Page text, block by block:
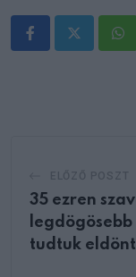
35 ezren
tudtuk